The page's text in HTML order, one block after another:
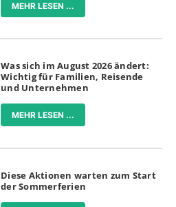
MEHR LESEN ...
Was sich im August 2026 ändert:
Wichtig für Familien, Reisende
und Unternehmen
MEHR LESEN ...
Diese Aktionen warten zum Start
der Sommerferien